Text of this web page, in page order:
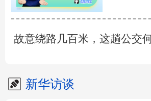
故意绕路几百米，这趟公交
新华访谈